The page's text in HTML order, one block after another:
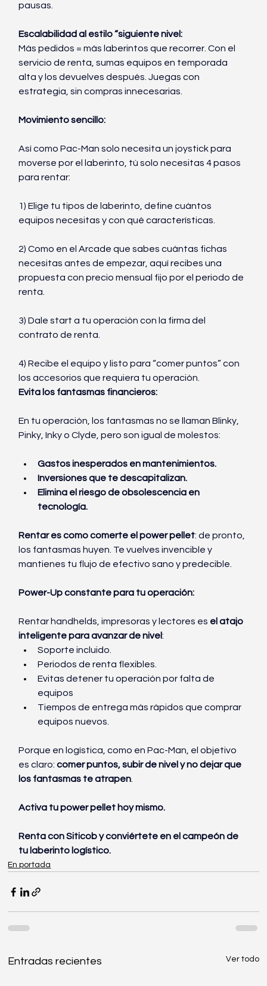
pausas.
Escalabilidad al estilo “siguiente nivel:
Más pedidos = más laberintos que recorrer. Con el
servicio de renta, sumas equipos en temporada
alta y los devuelves después. Juegas con
estrategia, sin compras innecesarias.
Movimiento sencillo:
Así como Pac-Man solo necesita un joystick para
moverse por el laberinto, tú solo necesitas 4 pasos
para rentar:
1) Elige tu tipos de laberinto, define cuántos
equipos necesitas y con qué características.
2) Como en el Arcade que sabes cuántas fichas
necesitas antes de empezar, aquí recibes una
propuesta con precio mensual fijo por el periodo de
renta.
3) Dale start a tu operación con la firma del
contrato de renta.
4) Recibe el equipo y listo para “comer puntos” con
los accesorios que requiera tu operación.
Evita los fantasmas financieros:
En tu operación, los fantasmas no se llaman Blinky,
Pinky, Inky o Clyde, pero son igual de molestos:
Gastos inesperados en mantenimientos.
Inversiones que te descapitalizan.
Elimina el riesgo de obsolescencia en
tecnología.
Rentar es como comerte el power pellet: de pronto,
los fantasmas huyen. Te vuelves invencible y
mantienes tu flujo de efectivo sano y predecible.
Power-Up constante para tu operación:
Rentar handhelds, impresoras y lectores es el atajo
inteligente para avanzar de nivel:
Soporte incluido.
Periodos de renta flexibles.
Evitas detener tu operación por falta de
equipos
Tiempos de entrega más rápidos que comprar
equipos nuevos.
Porque en logística, como en Pac-Man, el objetivo
es claro: comer puntos, subir de nivel y no dejar que
los fantasmas te atrapen
Activa tu power pellet hoy mismo.
Renta con Siticob y conviértete en el campeón de
tu laberinto logístico.
En portada
Entradas recientes Ver todo